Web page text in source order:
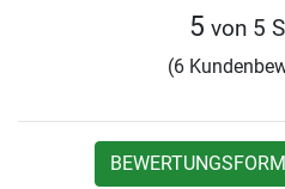
5 von 5
(6